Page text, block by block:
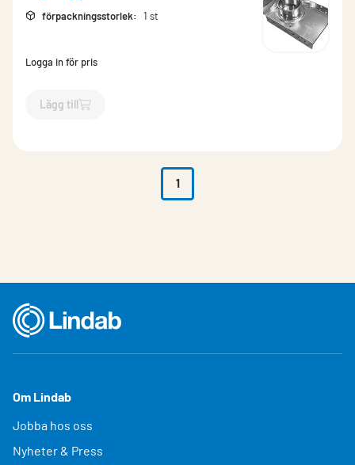
förpackningsstorlek: 1 st
Logga in för pris
Lägg till
`$Lägg till
1
Om Lindab
Jobba hos oss
Nyheter & Press